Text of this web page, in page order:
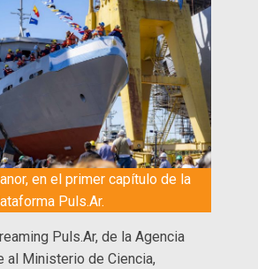
en el primer capítulo de la
Puls.Ar.
Puls.Ar, de la Agencia
al Ministerio de Ciencia,